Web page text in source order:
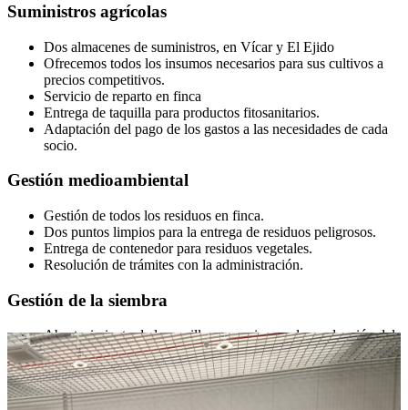
Suministros agrícolas
Dos almacenes de suministros, en Vícar y El Ejido
Ofrecemos todos los insumos necesarios para sus cultivos a
precios competitivos.
Servicio de reparto en finca
Entrega de taquilla para productos fitosanitarios.
Adaptación del pago de los gastos a las necesidades de cada
socio.
Gestión medioambiental
Gestión de todos los residuos en finca.
Dos puntos limpios para la entrega de residuos peligrosos.
Entrega de contenedor para residuos vegetales.
Resolución de trámites con la administración.
Gestión de la siembra
Abastecimiento de la semilla necesaria para la producción del
socio en base a la programación de su cultivo.
Entrega al semillero para su crianza.
Gestión y seguimiento del control biológico en semillero.
Gestión del pago al semillero.